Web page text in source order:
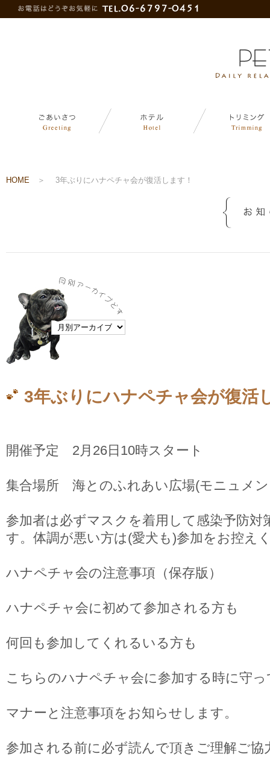
HOME ＞ 3年ぶりにハナペチャ会が復活します！
3年ぶりにハナペチャ会が復活
開催予定 2月26日10時スタート
集合場所 海とのふれあい広場(モニュメ
参加者は必ずマスクを着用して感染予防対
す。体調が悪い方は(愛犬も)参加をお控え
ハナペチャ会の注意事項（保存版）
ハナペチャ会に初めて参加される方も
何回も参加してくれるいる方も
こちらのハナペチャ会に参加する時に守
マナーと注意事項をお知らせします。
参加される前に必ず読んで頂きご理解ご協